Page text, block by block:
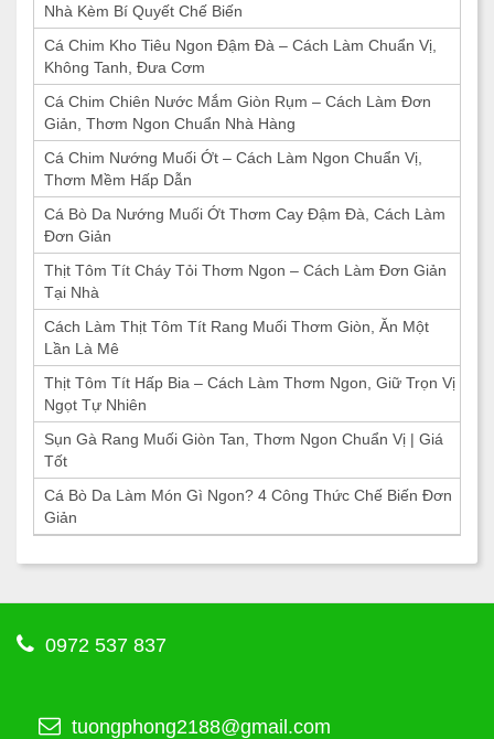
Nhà Kèm Bí Quyết Chế Biến
Cá Chim Kho Tiêu Ngon Đậm Đà – Cách Làm Chuẩn Vị,
Không Tanh, Đưa Cơm
Cá Chim Chiên Nước Mắm Giòn Rụm – Cách Làm Đơn
Giản, Thơm Ngon Chuẩn Nhà Hàng
Cá Chim Nướng Muối Ớt – Cách Làm Ngon Chuẩn Vị,
Thơm Mềm Hấp Dẫn
Cá Bò Da Nướng Muối Ớt Thơm Cay Đậm Đà, Cách Làm
Đơn Giản
Thịt Tôm Tít Cháy Tỏi Thơm Ngon – Cách Làm Đơn Giản
Tại Nhà
Cách Làm Thịt Tôm Tít Rang Muối Thơm Giòn, Ăn Một
Lần Là Mê
Thịt Tôm Tít Hấp Bia – Cách Làm Thơm Ngon, Giữ Trọn Vị
Ngọt Tự Nhiên
Sụn Gà Rang Muối Giòn Tan, Thơm Ngon Chuẩn Vị | Giá
Tốt
Cá Bò Da Làm Món Gì Ngon? 4 Công Thức Chế Biến Đơn
Giản
0972 537 837
tuongphong2188@gmail.com